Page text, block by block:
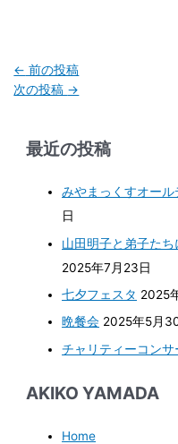
← 前の投稿
次の投稿 →
最近の投稿
みやまっくすオー
日
山田明子と弟子た
2025年7月23日
七夕フェスタ 2025
晩餐会 2025年5月
チャリティーコンサ
AKIKO YAMADA
Home